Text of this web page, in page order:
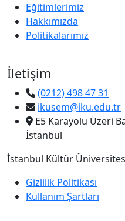
Eğitimlerimiz
Hakkımızda
Politikalarımız
İletişim
(0212) 498 47 31
ikusem@iku.edu.tr
E5 Karayolu Üzeri
İstanbul
İstanbul Kültür
Gizlilik Politikası
Kullanım Şartları